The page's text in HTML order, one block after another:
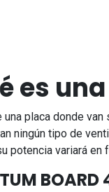
es
una placa donde
ningún tipo de
potencia variará
BOARD